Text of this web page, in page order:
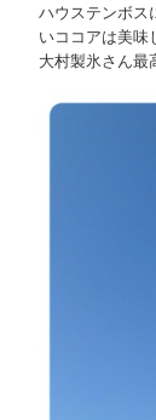
ハウステンボス
いココアは美味
大村製氷さん最